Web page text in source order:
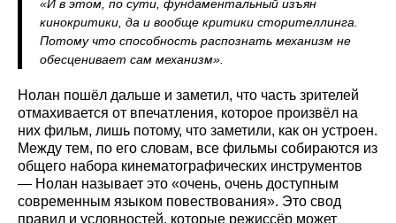
«И в этом, по сути, фундаментальный изъян
кинокритики, да и вообще критики сторителлинга.
Потому что способность распознать механизм не
обесценивает сам механизм».
Нолан пошёл дальше и заметил, что часть зрителей
отмахивается от впечатления, которое произвёл на
них фильм, лишь потому, что заметили, как он устроен.
Между тем, по его словам, все фильмы собираются из
общего набора кинематографических инструментов
— Нолан называет это «очень, очень доступным
современным языком повествования». Это свод
правил и условностей, которые режиссёр может